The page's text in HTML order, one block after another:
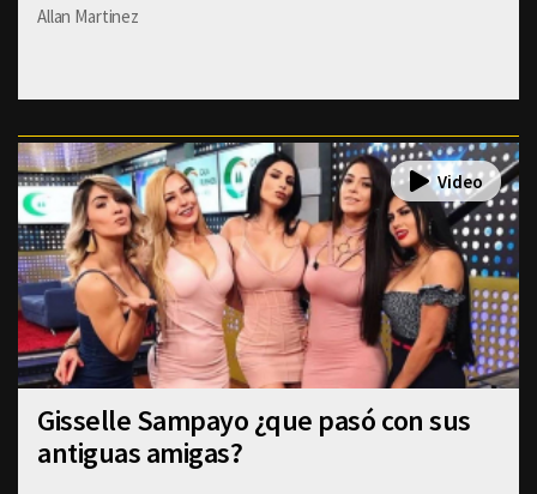
Allan Martinez
Gisselle Sampayo ¿que pasó con sus
antiguas amigas?